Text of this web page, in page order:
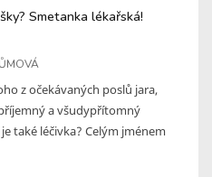
Smetanka lékařská!
z očekávaných poslů jara,
a všudypřítomný
také léčivka? Celým jménem